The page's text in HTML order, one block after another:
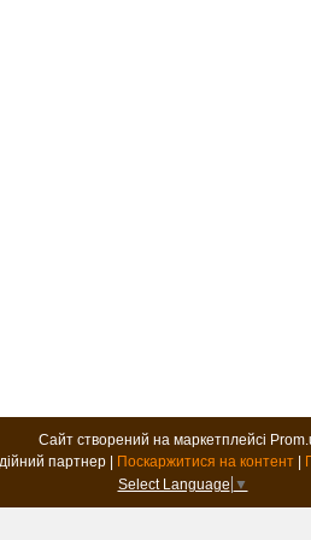
Сайт створений на маркетплейсі
Поскаржитися на контент
Select Language ▼